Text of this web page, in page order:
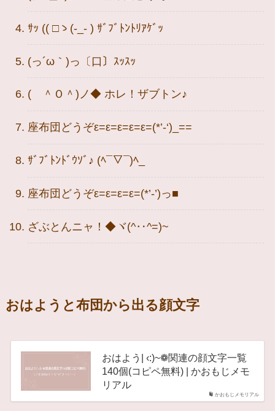
ｻｯ (( □ゝ(-_- ) ｻﾞﾌﾞﾄﾝﾄﾘｱｹﾞｯ
(っ´ω｀)っ〔口〕ｽｯｽｯ
( ＾Ｏ＾)ノ◆ ホレ！ザブトン♪
座布団どうぞε=ε=ε=ε=ε=(*’-‘)_==
ｻﾞﾌﾞﾄﾝﾄﾞｳｿﾞ♪ (ﾍ¯▽¯)ﾍ_
座布団どうぞε=ε=ε=ε=(*’-’)っ■
ざぶとんニャ！◆ヾ(^‥^=)~
おはようと布団から出る顔文字
かおもじメモリアル
おはよう| ‹:)~❁関連の顔文字一覧
140個(コピペ無料) | かおもじメモ
リアル